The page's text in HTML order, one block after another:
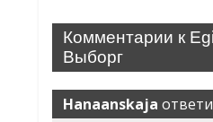
Комментарии к
Выборг
Hanaanskaja